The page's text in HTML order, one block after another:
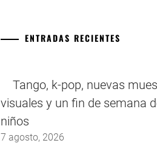
ENTRADAS RECIENTES
Tango, k-pop, nuevas
visuales y un fin de semana
niños
7 agosto, 2026